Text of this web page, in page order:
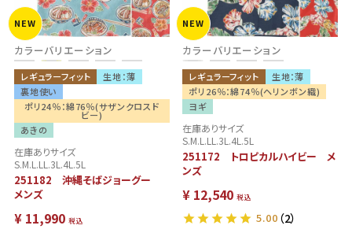
カラーバリエーション
レギュラーフィット
生地：薄
裏地使い
ポリ24％：綿76％(サザンクロスド
ビー)
あきの
NEW
在庫ありサイズ
S.M.L.LL.3L.4L.5L
251182 沖縄そばジョーグー
メンズ
¥ 11,990 税込
カラーバリエーション
レギュラーフィット
生地：薄
ポリ26％：綿74％(ヘリンボン織)
ヨギ
NEW
在庫ありサイズ
S.M.L.LL.3L.4L.5L
251172 トロピカルハイビー メ
ンズ
¥ 12,540 税込
5.00 （2）